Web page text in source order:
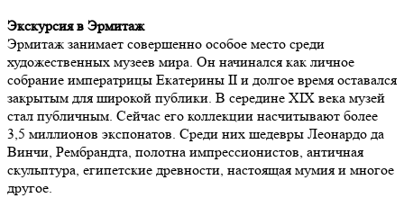
Экскурсия в Эрмитаж
Эрмитаж занимает совершенно особое место среди
художественных музеев мира. Он начинался как личное
собрание императрицы Екатерины II и долгое время оставался
закрытым для широкой публики. В середине XIX века музей
стал публичным. Сейчас его коллекции насчитывают более
3,5 миллионов экспонатов. Среди них шедевры Леонардо да
Винчи, Рембрандта, полотна импрессионистов, античная
скульптура, египетские древности, настоящая мумия и многое
другое.